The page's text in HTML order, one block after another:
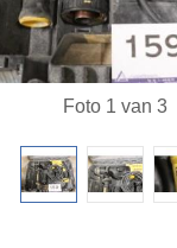
Foto 1 van 3